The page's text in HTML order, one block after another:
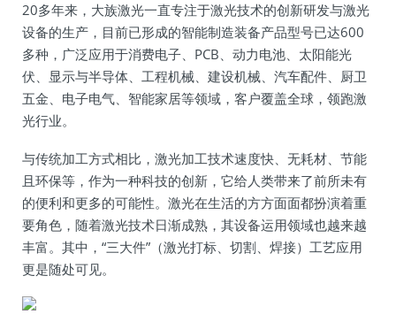
20多年来，大族激光一直专注于激光技术的创新研发与激光
设备的生产，目前已形成的智能制造装备产品型号已达600
多种，广泛应用于消费电子、PCB、动力电池、太阳能光
伏、显示与半导体、工程机械、建设机械、汽车配件、厨卫
五金、电子电气、智能家居等领域，客户覆盖全球，领跑激
光行业。
与传统加工方式相比，激光加工技术速度快、无耗材、节能
且环保等，作为一种科技的创新，它给人类带来了前所未有
的便利和更多的可能性。激光在生活的方方面面都扮演着重
要角色，随着激光技术日渐成熟，其设备运用领域也越来越
丰富。其中，“三大件”（激光打标、切割、焊接）工艺应用
更是随处可见。